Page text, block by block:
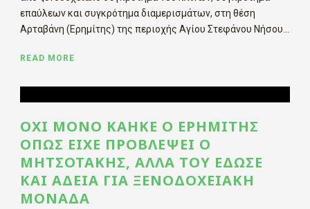
επαύλεων και συγκρότημα διαμερισμάτων, στη θέση
Αρταβάνη (Ερημίτης) της περιοχής Αγίου Στεφάνου Νήσου...
READ MORE
ΌΧΙ ΜΌΝΟ ΚΆΗΚΕ Ο ΕΡΗΜΊΤΗΣ
ΌΠΩΣ ΕΊΧΕ ΠΡΟΒΛΈΨΕΙ Ο
ΜΗΤΣΟΤΆΚΗΣ, ΑΛΛΆ ΤΟΥ ΈΔΩΣΕ
ΚΑΙ ΆΔΕΙΑ ΓΙΑ ΞΕΝΟΔΟΧΕΙΑΚΉ
ΜΟΝΆΔΑ